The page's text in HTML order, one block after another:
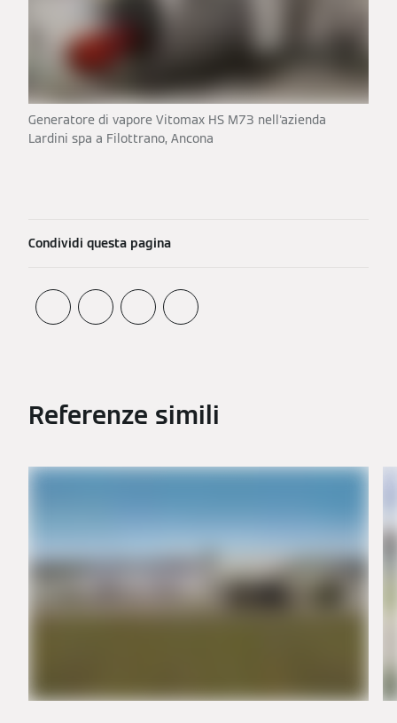
Generatore di vapore Vitomax HS M73 nell'azienda
Lardini spa a Filottrano, Ancona
Condividi questa pagina
Referenze simili